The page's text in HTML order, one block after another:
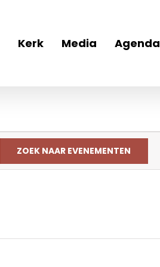
Kerk Media Agenda
ZOEK NAAR EVENEMENTEN